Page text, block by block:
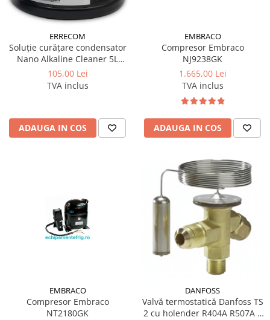
ERRECOM
Soluție curățare condensator
Nano Alkaline Cleaner 5L
Errecom
105,00 Lei
TVA inclus
ADAUGA IN COS
EMBRACO
Compresor Embraco
NJ9238GK
1.665,00 Lei
TVA inclus
ADAUGA IN COS
EMBRACO
Compresor Embraco
NT2180GK
DANFOSS
Valvă termostatică Danfoss TS
2 cu holender R404A R507A |